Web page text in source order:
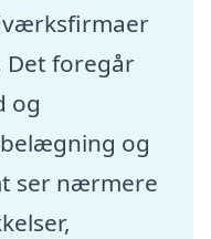
Det foregår
og
og
ser nærmere